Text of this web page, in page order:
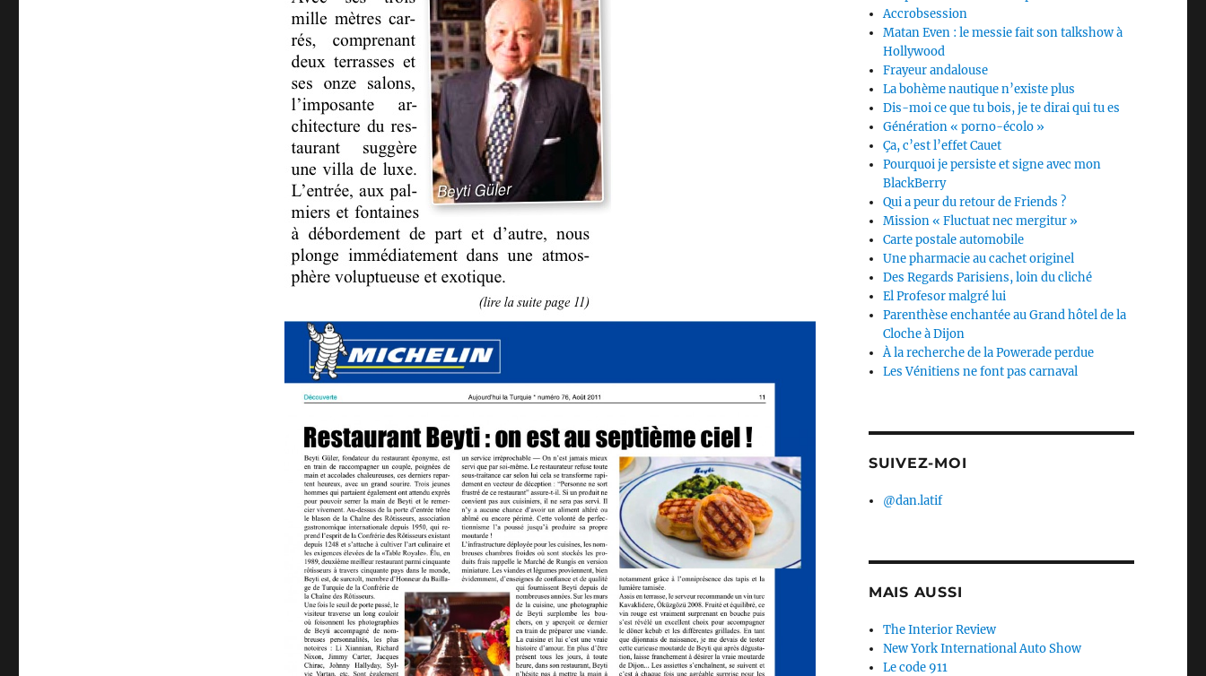
Accrobsession
Matan Even : le messie fait son talkshow à
Hollywood
Frayeur andalouse
La bohème nautique n’existe plus
Dis-moi ce que tu bois, je te dirai qui tu es
Génération « porno-écolo »
Ça, c’est l’effet Cauet
Pourquoi je persiste et signe avec mon
BlackBerry
Qui a peur du retour de Friends ?
Mission « Fluctuat nec mergitur »
Carte postale automobile
Une pharmacie au cachet originel
Des Regards Parisiens, loin du cliché
El Profesor malgré lui
Parenthèse enchantée au Grand hôtel de la
Cloche à Dijon
À la recherche de la Powerade perdue
Les Vénitiens ne font pas carnaval
SUIVEZ-MOI
@dan.latif
MAIS AUSSI
The Interior Review
New York International Auto Show
Le code 911